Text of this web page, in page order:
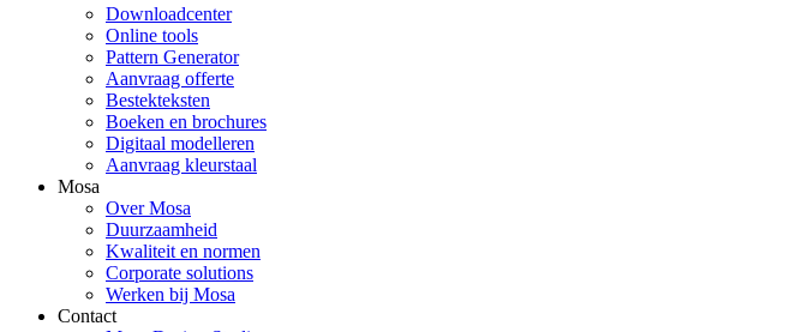
Downloadcenter
Online tools
Pattern Generator
Aanvraag offerte
Bestekteksten
Boeken en brochures
Digitaal modelleren
Aanvraag kleurstaal
Mosa
Over Mosa
Duurzaamheid
Kwaliteit en normen
Corporate solutions
Werken bij Mosa
Contact